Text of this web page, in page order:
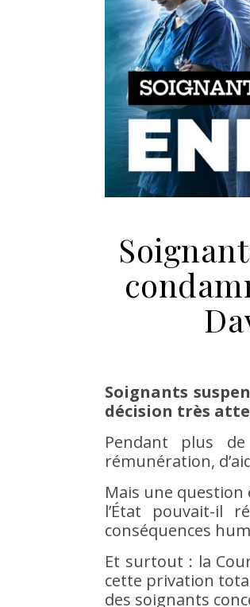
Soignants
décision très
Pendant plus
rémunération,
Mais une question
l’État pouvait-il
conséquences
Et surtout : la
cette privation
des soignants